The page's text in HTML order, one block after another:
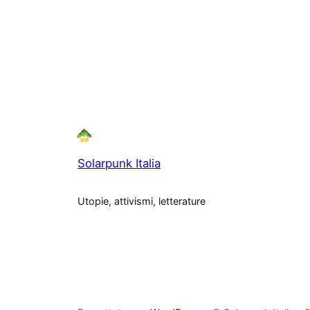
Solarpunk Italia
Utopie, attivismi, letterature